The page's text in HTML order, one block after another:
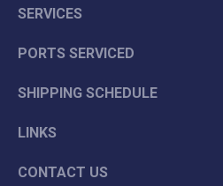
SERVICES
PORTS SERVICED
SHIPPING SCHEDULE
LINKS
CONTACT US